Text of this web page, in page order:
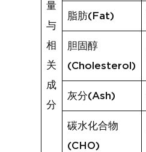
量
与
相
关
成
分
脂肪(Fat)
胆固醇
(Cholesterol)
灰分(Ash)
碳水化合物
(CHO)